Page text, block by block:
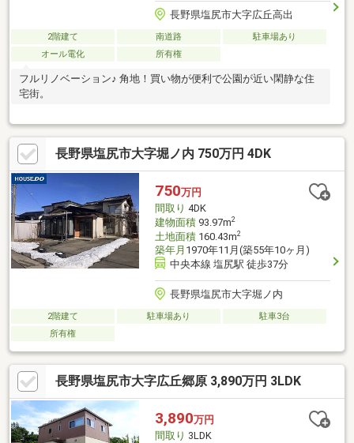
長野県塩尻市大字広丘高出
2階建て 南道路
駐車場あり
オール電化
所有権
フルリノベーション♪ 角地！買い物が便利で公園が近い閑静な住
宅街。
長野県塩尻市大字堀ノ内 750万円 4DK
750万円
間取り 4DK
建物面積93.97m2
土地面積160.43m2
築年月 1970年11月(築55年10ヶ月)
中央本線 塩尻駅 徒歩37分
長野県塩尻市大字堀ノ内
2階建て 駐車場あり
駐車3台
所有権
長野県塩尻市大字広丘郷原 3,890万円 3LDK
3,890万円
間取り 3LDK